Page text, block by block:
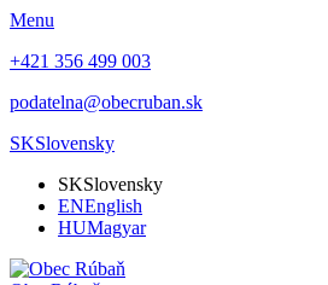
Menu
+421 356 499 003
podatelna@obecruban.sk
SKSlovensky
SKSlovensky
ENEnglish
HUMagyar